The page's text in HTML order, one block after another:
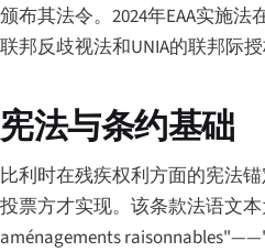
颁布其法令。2024年EAA实施
联邦反歧视法和UNIA的联邦际
宪法与条约基础
比利时在残疾权利方面的宪法锚
投票方才实现。该条款法语文
aménagements raisonnables"——"